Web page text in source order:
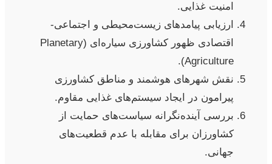
امنیت غذایی.
ارزیابی پیامدهای زیست‌محیطی و اجتماعی-
اقتصادی ظهور کشاورزی سیاره‌ای (Planetary
Agriculture).
نقش شهرهای هوشمند و مناطق کشاورزی
پیرامون در ایجاد سیستم‌های غذایی مقاوم.
بررسی آینده‌نگرانه سیاست‌های حمایت از
کشاورزان برای مقابله با عدم قطعیت‌های
جهانی.